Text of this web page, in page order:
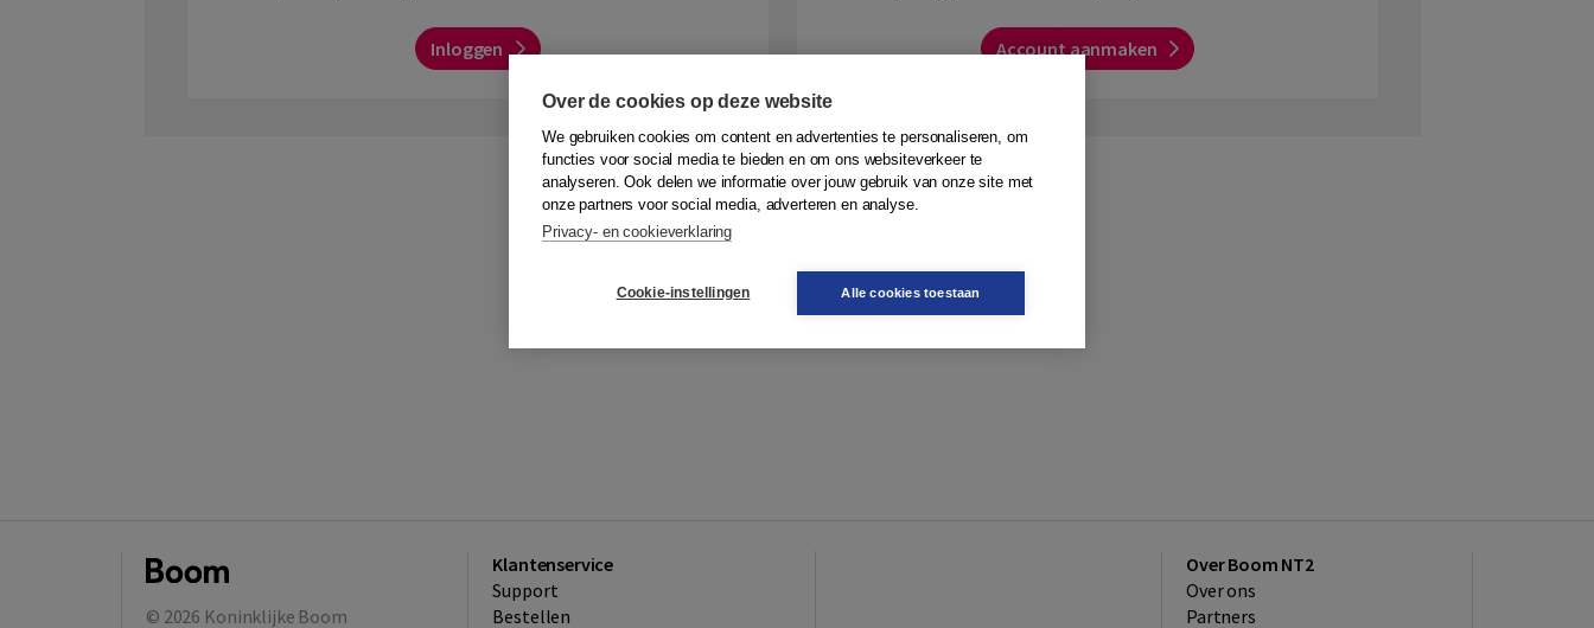
Inloggen Account aanmaken
© 2026 Koninklijke Boom
Klantenservice
Support
Bestellen
Over Boom NT2
Over ons
Partners
Over de cookies op deze website
We gebruiken cookies om content en advertenties te personaliseren, om
functies voor social media te bieden en om ons websiteverkeer te
analyseren. Ook delen we informatie over jouw gebruik van onze site met
onze partners voor social media, adverteren en analyse.
Privacy- en cookieverklaring
Cookie-instellingen Alle cookies toestaan